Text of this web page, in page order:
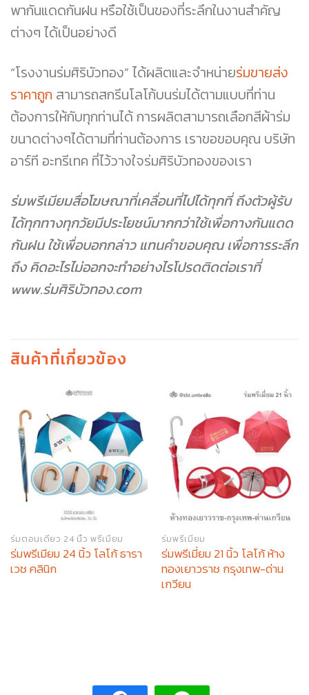
พากันแดดกันฝน หรือใช้เป็นของที่ระลึกในงานสำคัญ
ต่างๆ ได้เป็นอย่างดี
“โรงงานร่มศิริบัวทอง” ได้ผลิตและจำหน่ายร่มขายส่ง
ราคาถูก สามารถสกรีนโลโก้บนร่มได้ตามแบบที่ท่าน
ต้องการให้กับทุกท่านได้ การผลิตสามารถเลือกสีผ้าร่ม
ขนาดต่างๆได้ตามที่ท่านต้องการ เราขอขอบคุณ บริษัท
อาร์ที อะทรีเทค ที่ไว้วางใจร่มศิริบัวทองของเรา
ร่มพรีเมียมสื่อโฆษณาที่เคลื่อนที่ไปได้ทุกที่ ถึงตัวผู้รับ
ได้ทุกทางทุกวัยมีประโยชน์มากกว่าใช้เพื่อกางกันแดด
กันฝน ใช้เพื่อบอกกล่าว แทนคำขอบคุณ เพื่อการระลึก
ถึง คิดอะไรไม่ออกจะทำอย่างไรโปรดติดต่อเราที่
www.ร่มศิริบัวทอง.com
สินค้าที่เกี่ยวข้อง
ร่มตอนเดียว 24 นิ้ว พรีเมียม
ร่มพรีเมียม 24 นิ้ว โลโก้ ธารา
เวช คลินิก
ร่มพรีเมียม
ร่มพรีเมี่ยม 21 นิ้ว โลโก้ ห้าง
ทองเยาวราช กรุงเทพ-ด่าน
เกวียน